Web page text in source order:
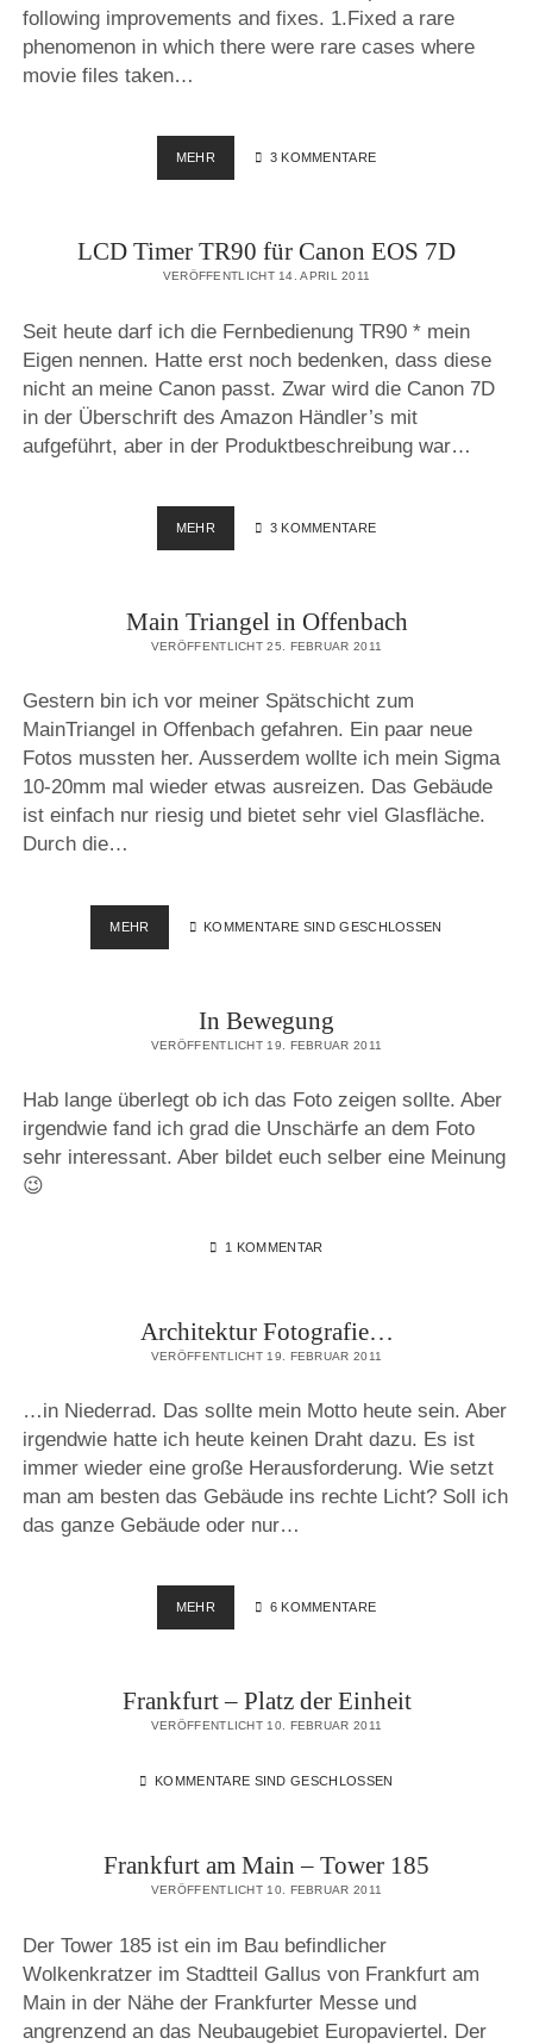
following improvements and fixes. 1.Fixed a rare
phenomenon in which there were rare cases where
movie files taken…
MEHRFIRMWARE
UPDATE
EOS
7D
3 KOMMENTARE
LCD Timer TR90 für Canon EOS 7D
VERÖFFENTLICHT 14. APRIL 2011
Seit heute darf ich die Fernbedienung TR90 * mein
Eigen nennen. Hatte erst noch bedenken, dass diese
nicht an meine Canon passt. Zwar wird die Canon 7D
in der Überschrift des Amazon Händler’s mit
aufgeführt, aber in der Produktbeschreibung war…
MEHRLCD
TIMER
CANON
EOS
3 KOMMENTARE
Main Triangel in Offenbach
VERÖFFENTLICHT 25. FEBRUAR 2011
Gestern bin ich vor meiner Spätschicht zum
MainTriangel in Offenbach gefahren. Ein paar neue
Fotos mussten her. Ausserdem wollte ich mein Sigma
10-20mm mal wieder etwas ausreizen. Das Gebäude
ist einfach nur riesig und bietet sehr viel Glasfläche.
Durch die…
MEHR
TRIANGEL
KOMMENTARE SIND GESCHLOSSEN
In Bewegung
VERÖFFENTLICHT 19. FEBRUAR 2011
Hab lange überlegt ob ich das Foto zeigen sollte. Aber
irgendwie fand ich grad die Unschärfe an dem Foto
sehr interessant. Aber bildet euch selber eine Meinung
😉
1 KOMMENTAR
Architektur Fotografie…
VERÖFFENTLICHT 19. FEBRUAR 2011
…in Niederrad. Das sollte mein Motto heute sein. Aber
irgendwie hatte ich heute keinen Draht dazu. Es ist
immer wieder eine große Herausforderung. Wie setzt
man am besten das Gebäude ins rechte Licht? Soll ich
das ganze Gebäude oder nur…
MEHRARCHITEKTUR
FOTOGRAFIE…
6 KOMMENTARE
Frankfurt – Platz der Einheit
VERÖFFENTLICHT 10. FEBRUAR 2011
KOMMENTARE SIND GESCHLOSSEN
Frankfurt am Main – Tower 185
VERÖFFENTLICHT 10. FEBRUAR 2011
Der Tower 185 ist ein im Bau befindlicher
Wolkenkratzer im Stadtteil Gallus von Frankfurt am
Main in der Nähe der Frankfurter Messe und
angrenzend an das Neubaugebiet Europaviertel. Der